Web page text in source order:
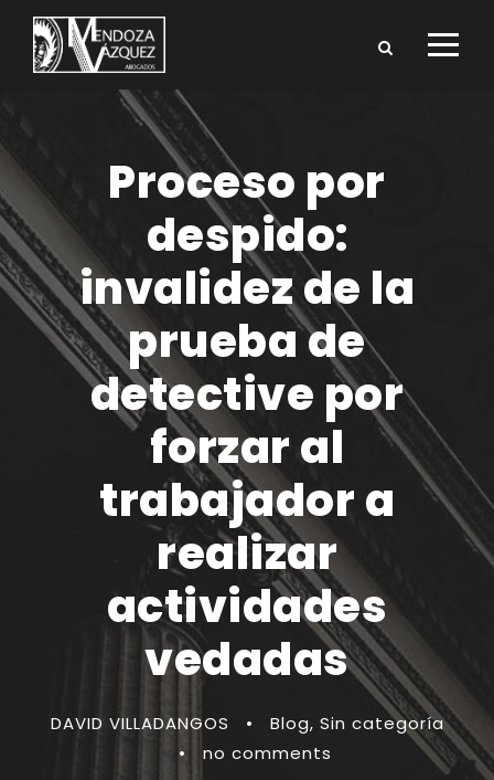
Proceso por
despido:
invalidez de la
prueba de
detective por
forzar al
trabajador a
realizar
actividades
vedadas
DAVID VILLADANGOS • Blog, Sin categoría
•
no comments